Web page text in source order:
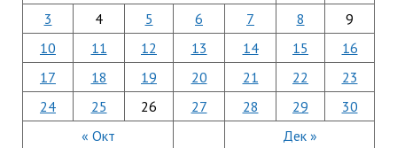
« Окт Дек »
3
4 5 6 7 8
9
10
11 12 13 14 15
16
17
18 19 20 21 22
23
24
25 26 27 28 29 30